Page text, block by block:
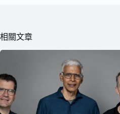
相關文章